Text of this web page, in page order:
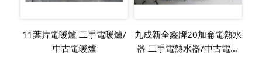
11葉片電暖爐 二手電暖爐/
中古電暖爐
九成新全鑫牌20加侖電熱水
器 二手電熱水器/中古電熱